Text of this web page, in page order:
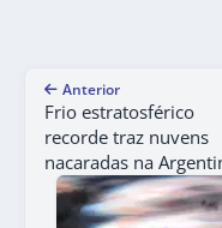
Anterior
Frio estratosférico
recorde traz nuvens
nacaradas na